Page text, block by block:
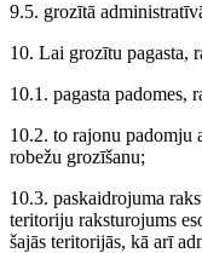
9.5. grozītā
10. Lai grozītu pagasta,
10.1. pagasta padomes,
10.2. to rajonu padomju
robežu grozīšanu;
10.3. paskaidrojuma
teritoriju raksturojums
šajās teritorijās, kā arī